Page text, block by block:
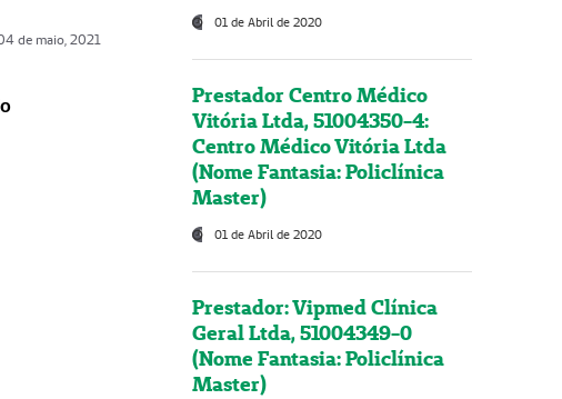
de maio, 2021
01 de Abril de 2020
Prestador Centro Médico
Vitória Ltda, 51004350-4:
Centro Médico Vitória Ltda
(Nome Fantasia: Policlínica
Master)
01 de Abril de 2020
Prestador: Vipmed Clínica
Geral Ltda, 51004349-0
(Nome Fantasia: Policlínica
Master)